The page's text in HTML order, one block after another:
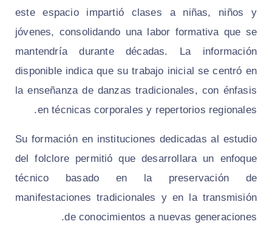
este espacio impartió clases a niñas, niños y
jóvenes, consolidando una labor formativa que se
mantendría durante décadas. La información
disponible indica que su trabajo inicial se centró en
la enseñanza de danzas tradicionales, con énfasis
en técnicas corporales y repertorios regionales.
Su formación en instituciones dedicadas al estudio
del folclore permitió que desarrollara un enfoque
técnico basado en la preservación de
manifestaciones tradicionales y en la transmisión
de conocimientos a nuevas generaciones.